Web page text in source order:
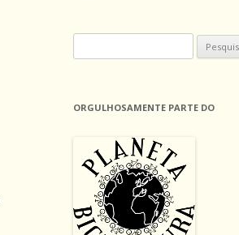
por:
ORGULHOSAMENTE PARTE DO